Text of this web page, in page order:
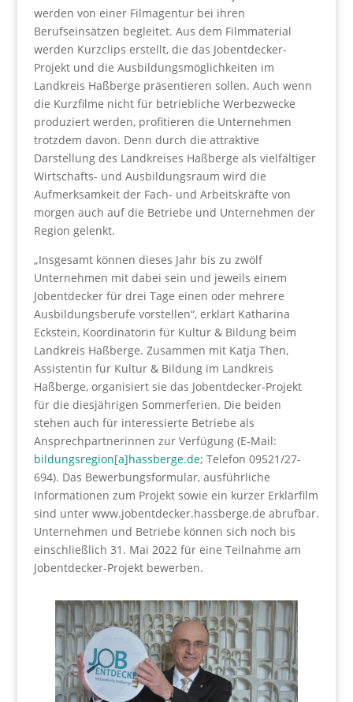
werden von einer Filmagentur bei ihren
Berufseinsätzen begleitet. Aus dem Filmmaterial
werden Kurzclips erstellt, die das Jobentdecker-
Projekt und die Ausbildungsmöglichkeiten im
Landkreis Haßberge präsentieren sollen. Auch wenn
die Kurzfilme nicht für betriebliche Werbezwecke
produziert werden, profitieren die Unternehmen
trotzdem davon. Denn durch die attraktive
Darstellung des Landkreises Haßberge als vielfältiger
Wirtschafts- und Ausbildungsraum wird die
Aufmerksamkeit der Fach- und Arbeitskräfte von
morgen auch auf die Betriebe und Unternehmen der
Region gelenkt.
„Insgesamt können dieses Jahr bis zu zwölf
Unternehmen mit dabei sein und jeweils einem
Jobentdecker für drei Tage einen oder mehrere
Ausbildungsberufe vorstellen“, erklärt Katharina
Eckstein, Koordinatorin für Kultur & Bildung beim
Landkreis Haßberge. Zusammen mit Katja Then,
Assistentin für Kultur & Bildung im Landkreis
Haßberge, organisiert sie das Jobentdecker-Projekt
für die diesjährigen Sommerferien. Die beiden
stehen auch für interessierte Betriebe als
Ansprechpartnerinnen zur Verfügung (E-Mail:
bildungsregion[a]hassberge.de; Telefon 09521/27-
694). Das Bewerbungsformular, ausführliche
Informationen zum Projekt sowie ein kurzer Erklärfilm
sind unter www.jobentdecker.hassberge.de abrufbar.
Unternehmen und Betriebe können sich noch bis
einschließlich 31. Mai 2022 für eine Teilnahme am
Jobentdecker-Projekt bewerben.